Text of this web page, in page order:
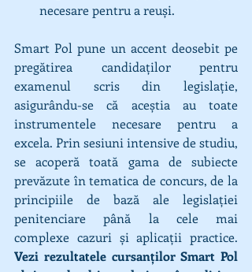
necesare pentru a reuși.
Smart Pol pune un accent deosebit pe
pregătirea candidaților pentru
examenul scris din legislație,
asigurându-se că aceștia au toate
instrumentele necesare pentru a
excela. Prin sesiuni intensive de studiu,
se acoperă toată gama de subiecte
prevăzute în tematica de concurs, de la
principiile de bază ale legislației
penitenciare până la cele mai
Vezi rezultatele cursanților Smart Pol